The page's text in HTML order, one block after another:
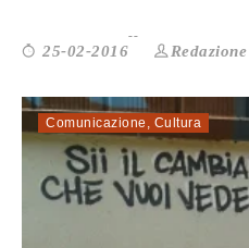
25-02-2016 Redazione
Comunicazione , Cultura